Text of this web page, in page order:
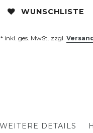
WUNSCHLISTE
* inkl. ges. MwSt. zzgl.
WEITERE DETAILS